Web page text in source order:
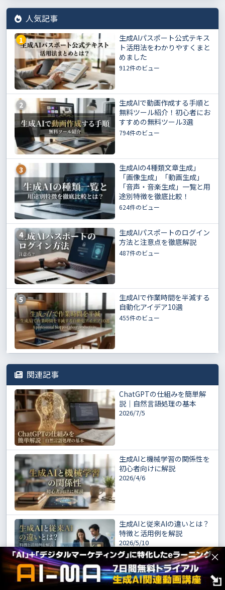
人気記事
1
生成AIパスポート公式テキス
ト活用法をわかりやすくまと
めました
912件のビュー
2
生成AIで動画作成する手順と
無料ツール紹介！初心者にお
すすめの無料ツール3選
794件のビュー
3
生成AIの4種類文章生成」
「画像生成」「動画生成」
「音声・音楽生成」一覧と用
途別特徴を徹底比較！
624件のビュー
4
生成AIパスポートのログイン
方法と注意点を徹底解説
487件のビュー
5
生成AIで作業時間を半減する
自動化アイデア10選
455件のビュー
関連記事
ChatGPTの仕組みを簡単解
説｜自然言語処理の基本
2026/7/5
生成AIと機械学習の関係性を
初心者向けに解説
2026/4/6
生成AIと従来AIの違いとは？
特徴と活用例を解説
2026/5/10
×